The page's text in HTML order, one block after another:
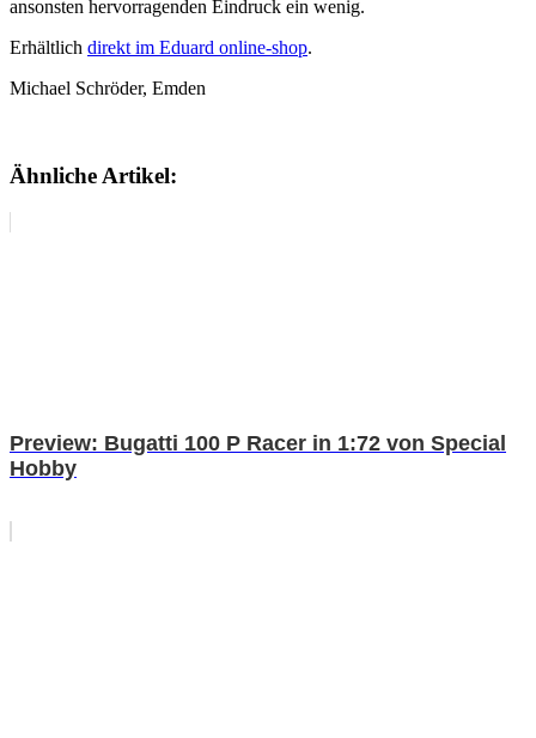
ansonsten hervorragenden Eindruck ein wenig.
Erhältlich direkt im Eduard online-shop.
Michael Schröder, Emden
Ähnliche Artikel:
Preview: Bugatti 100 P Racer in 1:72 von Special
Hobby